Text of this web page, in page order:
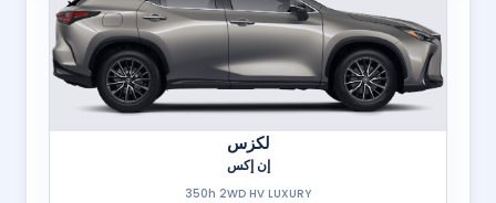
لكزس
إن إكس
350h 2WD HV LUXURY